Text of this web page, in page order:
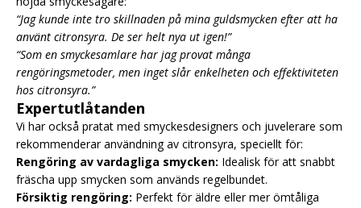
“Jag kunde inte tro skillnaden på mina guldsmycken efter att ha
använt citronsyra. De ser helt nya ut igen!”
“Som en smyckesamlare har jag provat många
rengöringsmetoder, men inget slår enkelheten och effektiviteten
hos citronsyra.”
Expertutlåtanden
Vi har också pratat med smyckesdesigners och juvelerare som
rekommenderar användning av citronsyra, speciellt för:
Rengöring av vardagliga smycken: Idealisk för att snabbt
fräscha upp smycken som används regelbundet.
Försiktig rengöring: Perfekt för äldre eller mer ömtåliga